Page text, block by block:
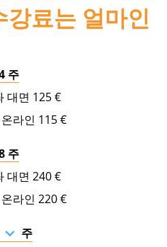
료는 얼마인
주
125 €
115 €
주
240 €
220 €
주